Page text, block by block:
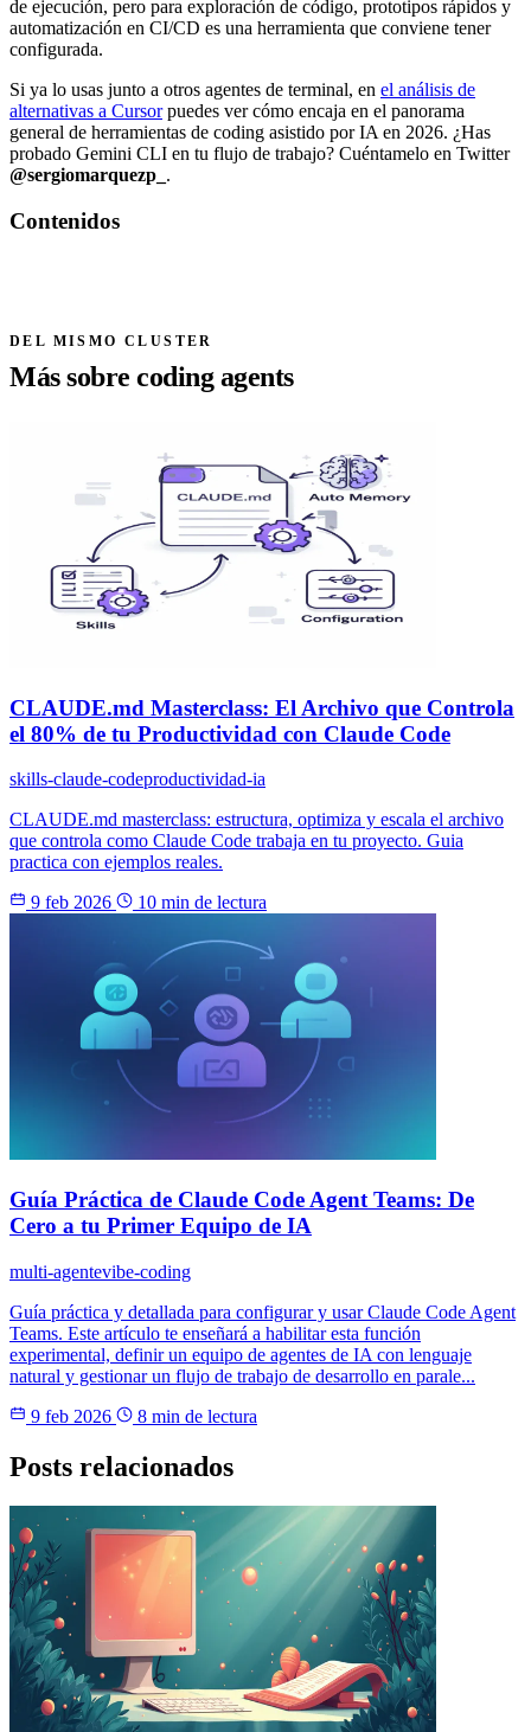
de ejecución, pero para exploración de código, prototipos rápidos y
automatización en CI/CD es una herramienta que conviene tener
configurada.
Si ya lo usas junto a otros agentes de terminal, en el análisis de
alternativas a Cursorpuedes ver cómo encaja en el panorama
general de herramientas de coding asistido por IA en 2026. ¿Has
probado Gemini CLI en tu flujo de trabajo? Cuéntamelo en Twitter
@sergiomarquezp_ .
Contenidos
DEL MISMO CLUSTER
Más sobre coding agents
CLAUDE.md Masterclass: El Archivo que Controla
el 80% de tu Productividad con Claude Code
skills-claude-codeproductividad-ia
CLAUDE.md masterclass: estructura, optimiza y escala el archivo
que controla como Claude Code trabaja en tu proyecto. Guia
practica con ejemplos reales.
9 feb 2026
10 min de lectura
Guía Práctica de Claude Code Agent Teams: De
Cero a tu Primer Equipo de IA
multi-agentevibe-coding
Guía práctica y detallada para configurar y usar Claude Code Agent
Teams. Este artículo te enseñará a habilitar esta función
experimental, definir un equipo de agentes de IA con lenguaje
natural y gestionar un flujo de trabajo de desarrollo en parale...
9 feb 2026
8 min de lectura
Posts relacionados